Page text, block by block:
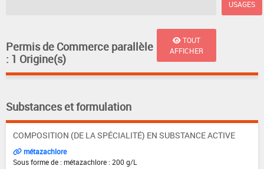
USAGES
Permis de Commerce parallèle
: 1 Origine(s)
TOUT
AFFICHER
Substances et formulation
COMPOSITION (DE LA SPÉCIALITÉ) EN SUBSTANCE ACTIVE
métazachlore
Sous forme de : métazachlore : 200 g/L